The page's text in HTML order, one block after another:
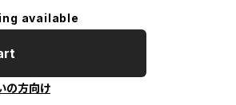
available
の方向け